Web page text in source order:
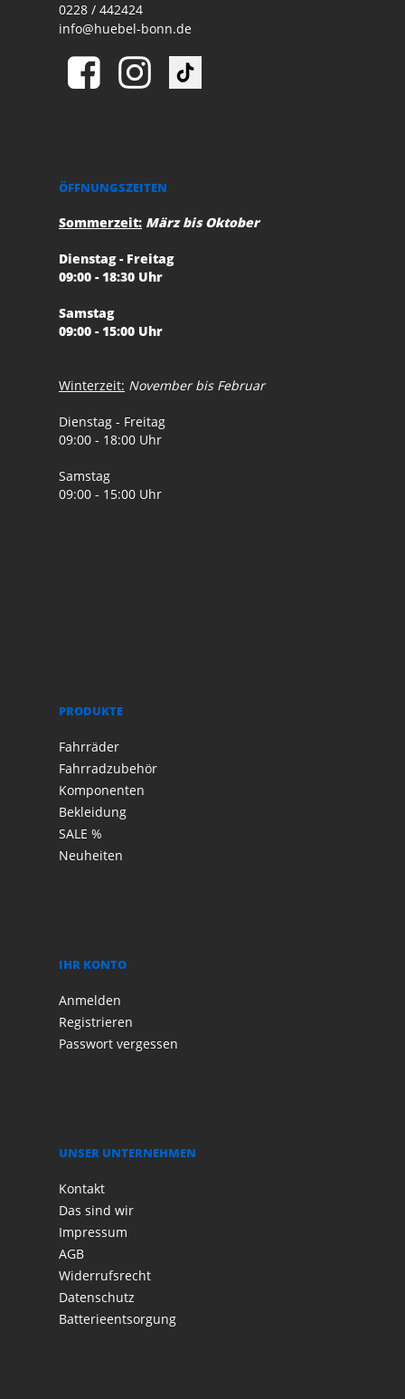
0228 / 442424
info@huebel-bonn.de
ÖFFNUNGSZEITEN
Sommerzeit: März bis Oktober
Dienstag - Freitag
09:00 - 18:30 Uhr
Samstag
09:00 - 15:00 Uhr
Winterzeit: November bis Februar
Dienstag - Freitag
09:00 - 18:00 Uhr
Samstag
09:00 - 15:00 Uhr
PRODUKTE
Fahrräder
Fahrradzubehör
Komponenten
Bekleidung
SALE %
Neuheiten
IHR KONTO
Anmelden
Registrieren
Passwort vergessen
UNSER UNTERNEHMEN
Kontakt
Das sind wir
Impressum
AGB
Widerrufsrecht
Datenschutz
Batterieentsorgung